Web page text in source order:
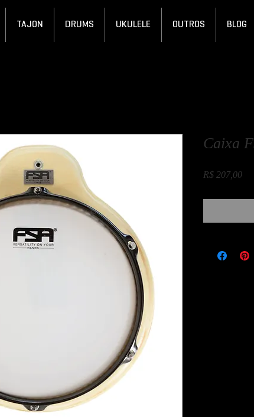
TAJON DRUMS UKULELE OUTROS BLOG
Caixa
R$ 207,00